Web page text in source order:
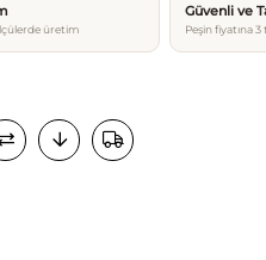
üretim
Güvenli ve
Peşin fiyatına